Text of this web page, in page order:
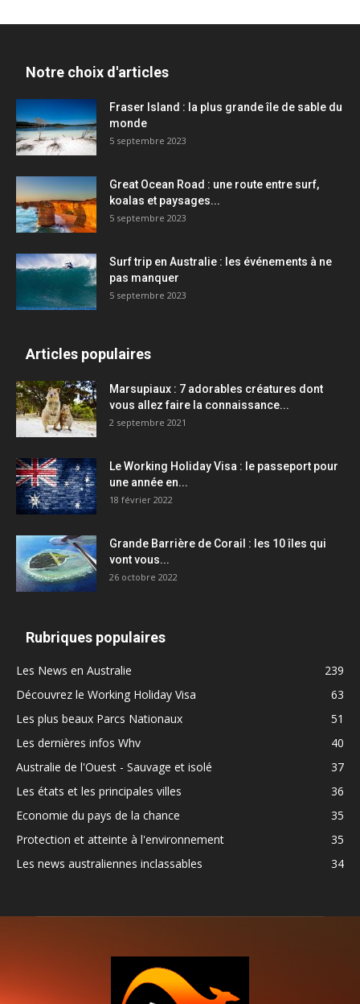
Notre choix d'articles
Fraser Island : la plus grande île de sable du
monde
5 septembre 2023
Great Ocean Road : une route entre surf,
koalas et paysages...
5 septembre 2023
Surf trip en Australie : les événements à ne
pas manquer
5 septembre 2023
Articles populaires
Marsupiaux : 7 adorables créatures dont
vous allez faire la connaissance...
2 septembre 2021
Le Working Holiday Visa : le passeport pour
une année en...
18 février 2022
Grande Barrière de Corail : les 10 îles qui
vont vous...
26 octobre 2022
Rubriques populaires
Les News en Australie
239
Découvrez le Working Holiday Visa
63
Les plus beaux Parcs Nationaux
51
Les dernières infos Whv
40
Australie de l'Ouest - Sauvage et isolé
37
Les états et les principales villes
36
Economie du pays de la chance
35
Protection et atteinte à l'environnement
35
Les news australiennes inclassables
34